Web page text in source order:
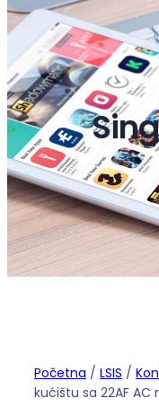
Početna / LSIS /
kućištu sa 22AF